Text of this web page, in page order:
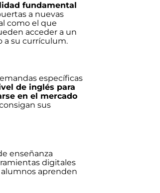
fundamental
a nuevas
como el que
acceder a un
a su currículum.
específicas
de inglés para
en el mercado
sus
enseñanza
digitales
alumnos aprenden